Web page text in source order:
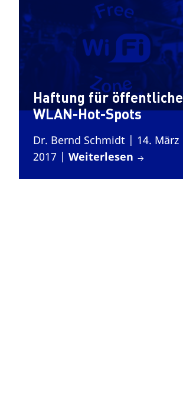
Haftung für öffentliche
WLAN-Hot-Spots
Dr. Bernd Schmidt | 14. März
2017 | Weiterlesen